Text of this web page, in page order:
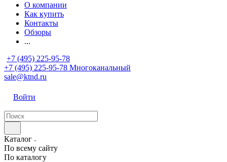
О компании
Как купить
Контакты
Обзоры
...
+7 (495) 225-95-78
+7 (495) 225-95-78 Многоканальный
sale@ktnd.ru
Войти
Каталог
По всему сайту
По каталогу